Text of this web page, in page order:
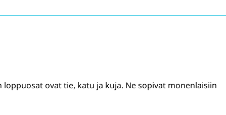
ovat tie, katu ja kuja. Ne sopivat monenlaisiin